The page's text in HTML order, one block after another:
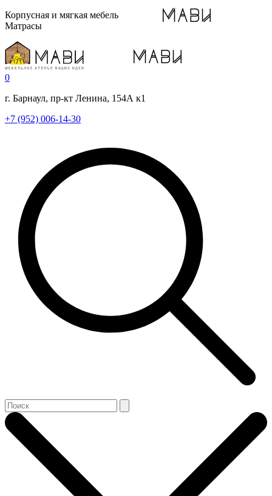
Корпусная и мягкая мебель
Матрасы
0
г. Барнаул, пр-кт Ленина, 154А к1
+7 (952) 006-14-30